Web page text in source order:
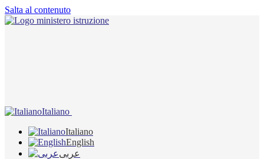
Salta al contenuto
Italiano
Italiano
English
عربى